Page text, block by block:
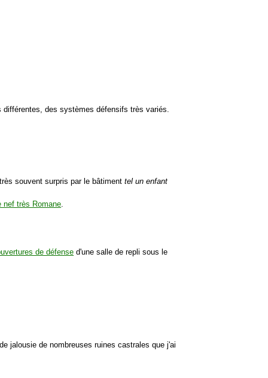
des systèmes défensifs très variés.
souvent surpris par le bâtimenttel un enfant
nef très Romane
de défense d'une salle de repli sous le
jalousie de nombreuses ruines castrales que j'ai